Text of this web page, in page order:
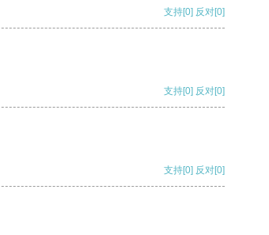
支持[0] 反对[0]
支持[0] 反对[0]
支持[0] 反对[0]